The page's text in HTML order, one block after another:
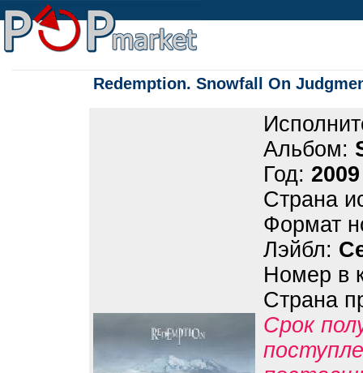
Redemption. Snowfall On
Альбом:
Год: 2009
Страна
Формат
Лэйбл:
Номер в
Страна
Срок